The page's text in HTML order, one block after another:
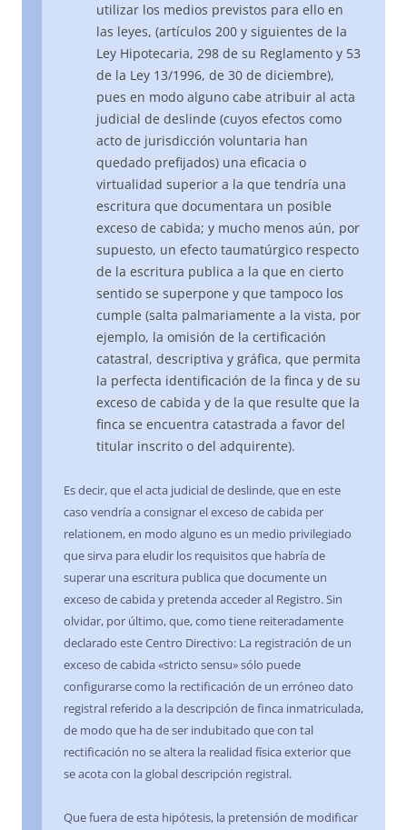
utilizar los medios previstos para ello en
las leyes, (artículos 200 y siguientes de la
Ley Hipotecaria, 298 de su Reglamento y 53
de la Ley 13/1996, de 30 de diciembre),
pues en modo alguno cabe atribuir al acta
judicial de deslinde (cuyos efectos como
acto de jurisdicción voluntaria han
quedado prefijados) una eficacia o
virtualidad superior a la que tendría una
escritura que documentara un posible
exceso de cabida; y mucho menos aún, por
supuesto, un efecto taumatúrgico respecto
de la escritura publica a la que en cierto
sentido se superpone y que tampoco los
cumple (salta palmariamente a la vista, por
ejemplo, la omisión de la certificación
catastral, descriptiva y gráfica, que permita
la perfecta identificación de la finca y de su
exceso de cabida y de la que resulte que la
finca se encuentra catastrada a favor del
titular inscrito o del adquirente).
Es decir, que el acta judicial de deslinde, que en este
caso vendría a consignar el exceso de cabida per
relationem, en modo alguno es un medio privilegiado
que sirva para eludir los requisitos que habría de
superar una escritura publica que documente un
exceso de cabida y pretenda acceder al Registro. Sin
olvidar, por último, que, como tiene reiteradamente
declarado este Centro Directivo: La registración de un
exceso de cabida «stricto sensu» sólo puede
configurarse como la rectificación de un erróneo dato
registral referido a la descripción de finca inmatriculada,
de modo que ha de ser indubitado que con tal
rectificación no se altera la realidad física exterior que
se acota con la global descripción registral.
Que fuera de esta hipótesis, la pretensión de modificar